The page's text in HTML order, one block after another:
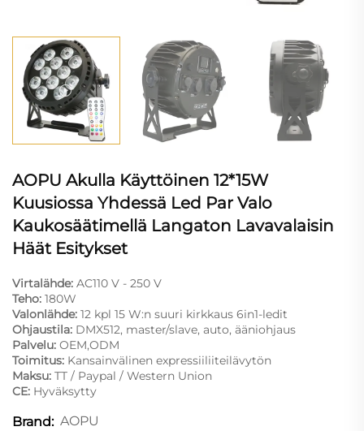
AOPU Akulla Käyttöinen 12*15W
Kuusiossa Yhdessä Led Par Valo
Kaukosäätimellä Langaton Lavavalaisin
Häät Esitykset
Virtalähde: AC110 V - 250 V
Teho: 180W
Valonlähde: 12 kpl 15 W:n suuri kirkkaus 6in1-ledit
Ohjaustila: DMX512, master/slave, auto, ääniohjaus
Palvelu: OEM,ODM
Toimitus: Kansainvälinen expressiiliiteilävytön
Maksu: TT / Paypal / Western Union
CE: Hyväksytty
Brand: AOPU